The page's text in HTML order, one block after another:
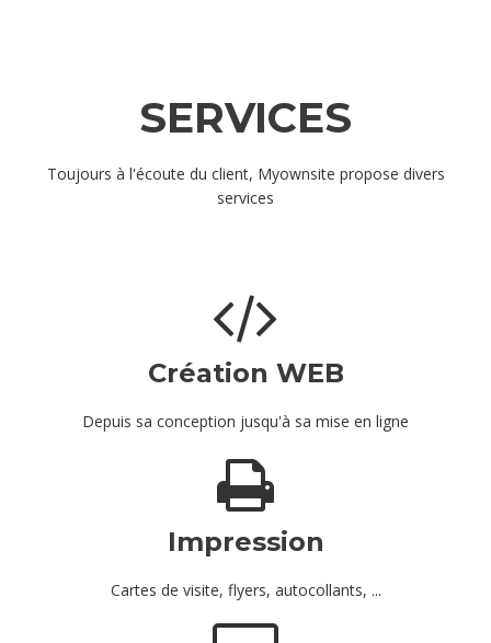
SERVICES
Toujours à l'écoute du client, Myownsite propose divers
services
Création WEB
Depuis sa conception jusqu'à sa mise en ligne
Impression
Cartes de visite, flyers, autocollants, ...